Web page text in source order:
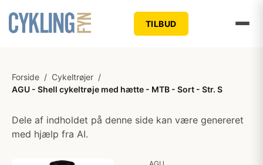
TILBUD
Forside / Cykeltrøjer /
AGU - Shell cykeltrøje med hætte - MTB - Sort - Str. S
Dele af indholdet på denne side kan være genereret
med hjælp fra AI.